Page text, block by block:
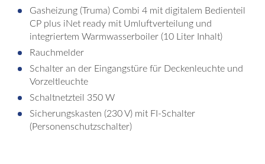
Gasheizung (Truma) Combi 4 mit digitalem Bedienteil
CP plus iNet ready mit Umluftverteilung und
integriertem Warmwasserboiler (10 Liter Inhalt)
Rauchmelder
Schalter an der Eingangstüre für Deckenleuchte und
Vorzeltleuchte
Schaltnetzteil 350 W
Sicherungskasten (230 V) mit FI-Schalter
(Personenschutzschalter)